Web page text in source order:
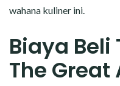
wahana kuliner ini.
Biaya Beli
The Great